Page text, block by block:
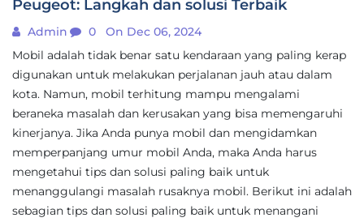
Peugeot: Langkah dan solusi Terbaik
Admin 0
On Dec 06, 2024
Mobil adalah tidak benar satu kendaraan yang paling kerap
digunakan untuk melakukan perjalanan jauh atau dalam
kota. Namun, mobil terhitung mampu mengalami
beraneka masalah dan kerusakan yang bisa memengaruhi
kinerjanya. Jika Anda punya mobil dan mengidamkan
memperpanjang umur mobil Anda, maka Anda harus
mengetahui tips dan solusi paling baik untuk
menanggulangi masalah rusaknya mobil. Berikut ini adalah
sebagian tips dan solusi paling baik untuk menangani